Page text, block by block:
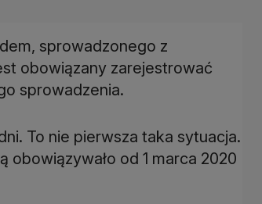
sprowadzonego z
obowiązany zarejestrować
sprowadzenia.
To nie pierwsza taka sytuacja.
od 1 marca 2020